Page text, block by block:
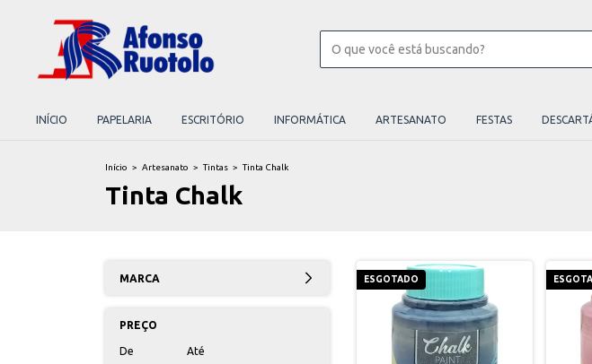
INÍCIO PAPELARIA ESCRITÓRIO INFORMÁTICA ARTESANATO FESTAS
Início > Artesanato > Tintas > Tinta Chalk
Tinta Chalk
MARCA
PREÇO
De Até
ESGOTADO